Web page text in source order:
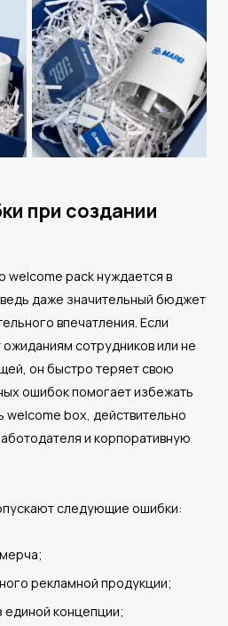
при создании
welcome pack нуждается в
даже значительный бюджет
впечатления. Если
сотрудников или не
он быстро теряет свою
ошибок помогает избежать
welcome box, действительно
и корпоративную
следующие ошибки:
рекламной продукции;
концепции;